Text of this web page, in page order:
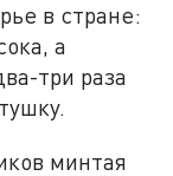
в стране:
а
три раза
минтая